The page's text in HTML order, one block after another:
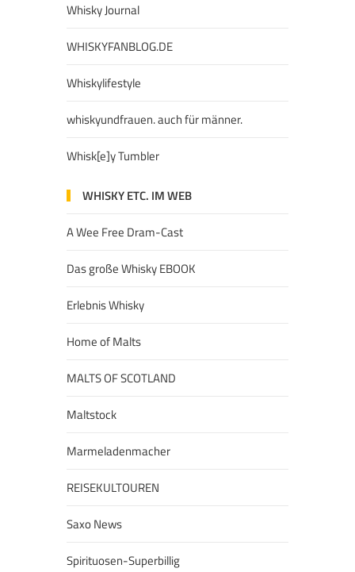
Whisky Journal
WHISKYFANBLOG.DE
Whiskylifestyle
whiskyundfrauen. auch für männer.
Whisk[e]y Tumbler
WHISKY ETC. IM WEB
A Wee Free Dram-Cast
Das große Whisky EBOOK
Erlebnis Whisky
Home of Malts
MALTS OF SCOTLAND
Maltstock
Marmeladenmacher
REISEKULTOUREN
Saxo News
Spirituosen-Superbillig